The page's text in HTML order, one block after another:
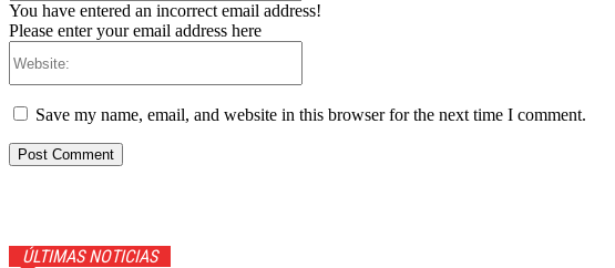
You have entered an incorrect email address!
Please enter your email address here
Save my name, email, and website in this browser for the next time I comment.
ÚLTIMAS NOTICIAS